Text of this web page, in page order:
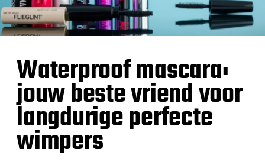
Waterproof mascara:
jouw beste vriend voor
langdurige perfecte
wimpers